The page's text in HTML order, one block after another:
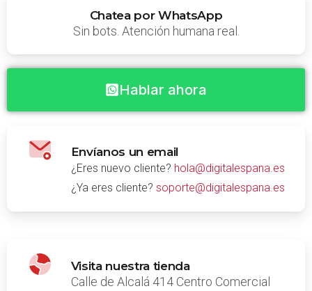
Chatea por WhatsApp
Sin bots. Atención humana real.
Hablar ahora
Envíanos un email
¿Eres nuevo cliente? hola@digitalespana.es
¿Ya eres cliente? soporte@digitalespana.es
Visita nuestra tienda
Calle de Alcalá 414 Centro Comercial